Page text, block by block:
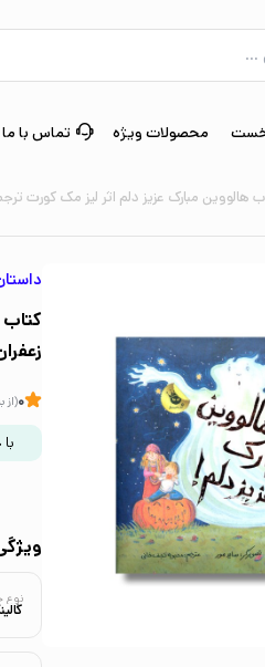
محصولات ویژه تماس با ما
هالووین مبارک عزیز دلم اثر لیز مک کورت
0(از
نوع